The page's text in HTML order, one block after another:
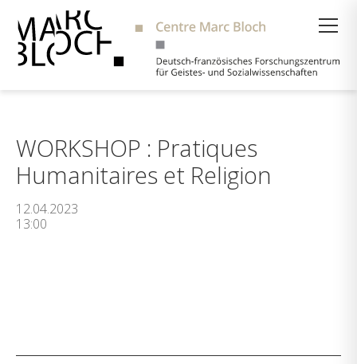
WORKSHOP : Pratiques
Humanitaires et Religion
12.04.2023
13:00